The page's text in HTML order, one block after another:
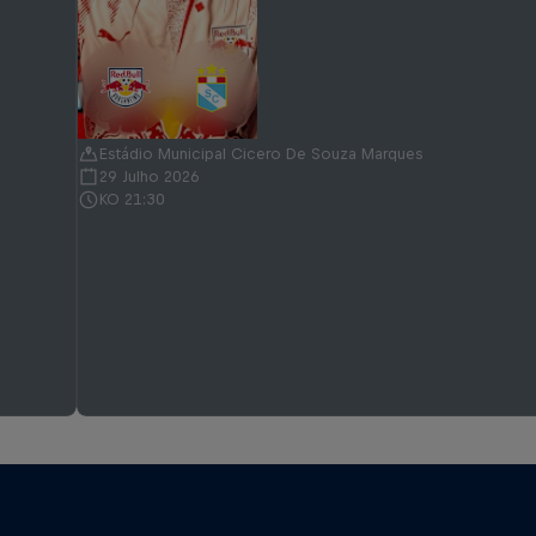
Estádio Municipal Cicero De Souza Marques
29 Julho 2026
KO 21:30